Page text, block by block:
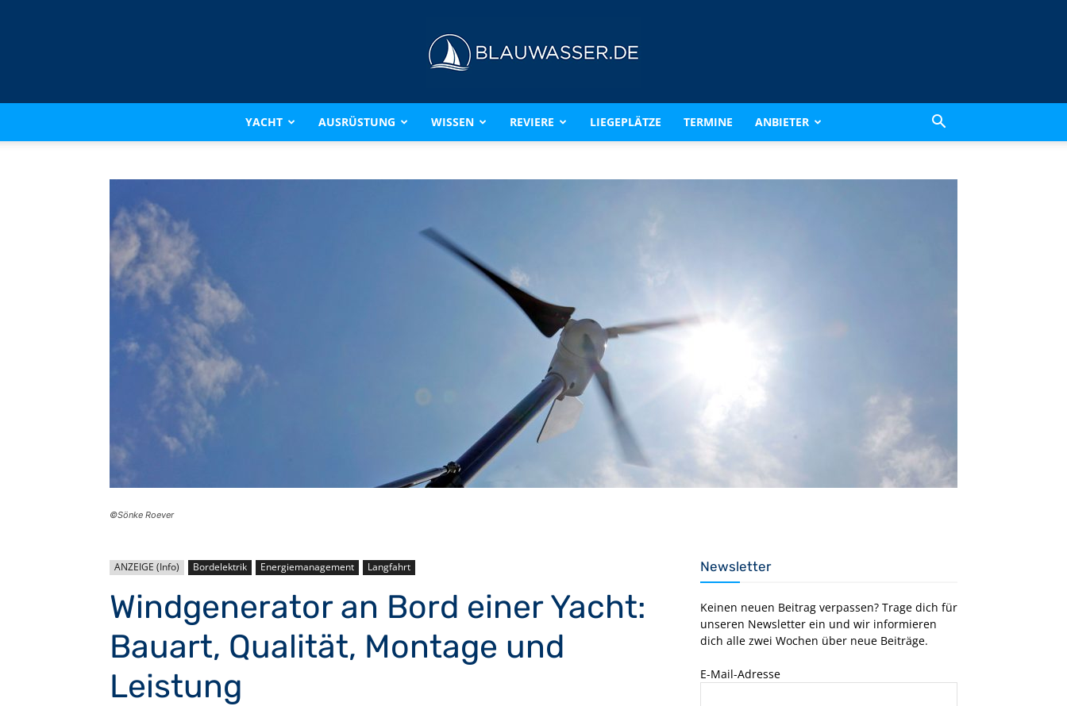
BLAUWASSER.DE
YACHT AUSRÜSTUNG WISSEN REVIERE LIEGEPLÄTZE TERMINE ANBIETER
©Sönke Roever
ANZEIGE (Info) Bordelektrik Energiemanagement Langfahrt
Windgenerator an Bord einer Yacht:
Bauart, Qualität, Montage und
Leistung
Newsletter
Keinen neuen Beitrag verpassen? Trage dich für
unseren Newsletter ein und wir informieren
dich alle zwei Wochen über neue Beiträge.
E-Mail-Adresse